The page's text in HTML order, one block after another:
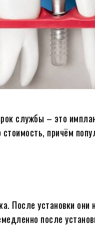
службы – это
причём
После установки
после